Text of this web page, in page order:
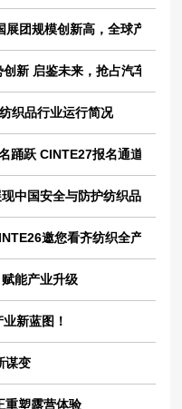
团规模创新高，全球产业用
新 启鉴未来，抢占汽车产业
织品行业运行简况
踊跃 CINTE27报名通道开放
中国安全与防护纺织品新未来
邀您看齐纺织全产业链
能产业升级
新蓝图！
谋变
重塑露营体验